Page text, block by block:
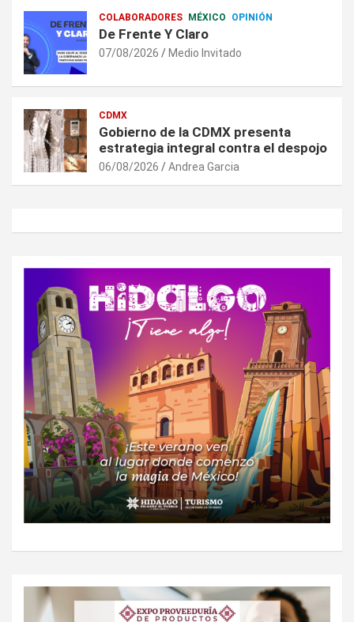
COLABORADORES MÉXICO OPINIÓN
De Frente Y Claro
07/08/2026 Medio Invitado
CDMX
Gobierno de la CDMX presenta
estrategia integral contra el despojo
06/08/2026 Andrea Garcia